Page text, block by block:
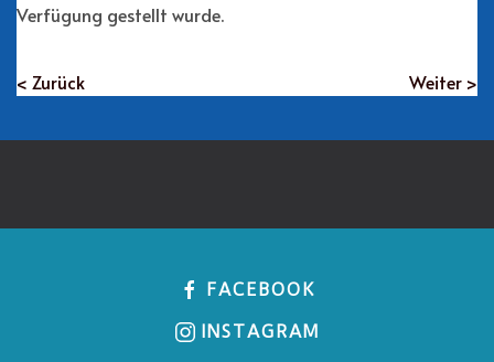
Verfügung gestellt wurde.
< Zurück Weiter >
FACEBOOK
INSTAGRAM